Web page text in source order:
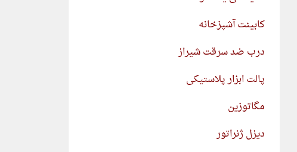
کابینت آشپزخانه
درب ضد سرقت شیراز
پالت ابزار پلاستیکی
مگاتوزین
دیزل ژنراتور